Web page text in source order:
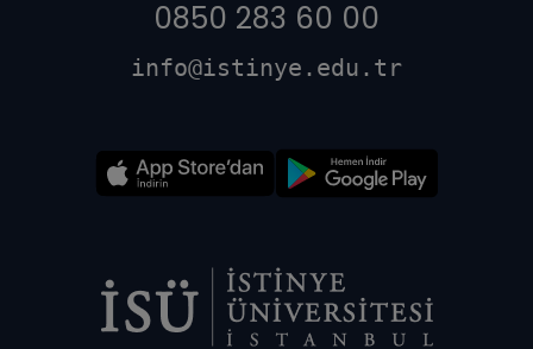
0850 283 60 00
info@istinye.edu.tr